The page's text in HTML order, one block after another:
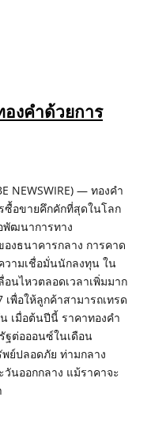
องคำด้วยการ
NEWSWIRE) — ทองคำ
ซื้อขายคึกคักที่สุดในโลก
พัฒนาการทาง
งธนาคารกลาง การคาด
วามเชื่อมั่นนักลงทุน ใน
นไหวตลอดเวลาเพิ่มมาก
เพื่อให้ลูกค้าสามารถเทรด
เมื่อต้นปีนี้ ราคาทองคำ
ฐต่อออนซ์ในเดือน
ย์ปลอดภัย ท่ามกลาง
นออกกลาง แม้ราคาจะ